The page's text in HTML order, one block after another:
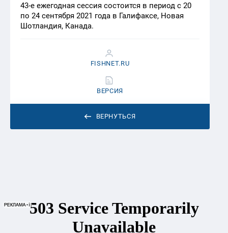
43-е ежегодная сессия состоится в период с 20
по 24 сентября 2021 года в Галифаксе, Новая
Шотландия, Канада.
ВЕРНУТЬСЯ
FISHNET.RU
ВЕРСИЯ